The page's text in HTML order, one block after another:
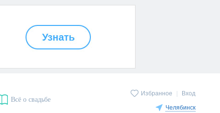
Избранное Вход
Челябинск
Всё о свадьбе